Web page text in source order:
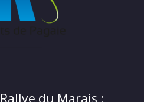
du Marais :